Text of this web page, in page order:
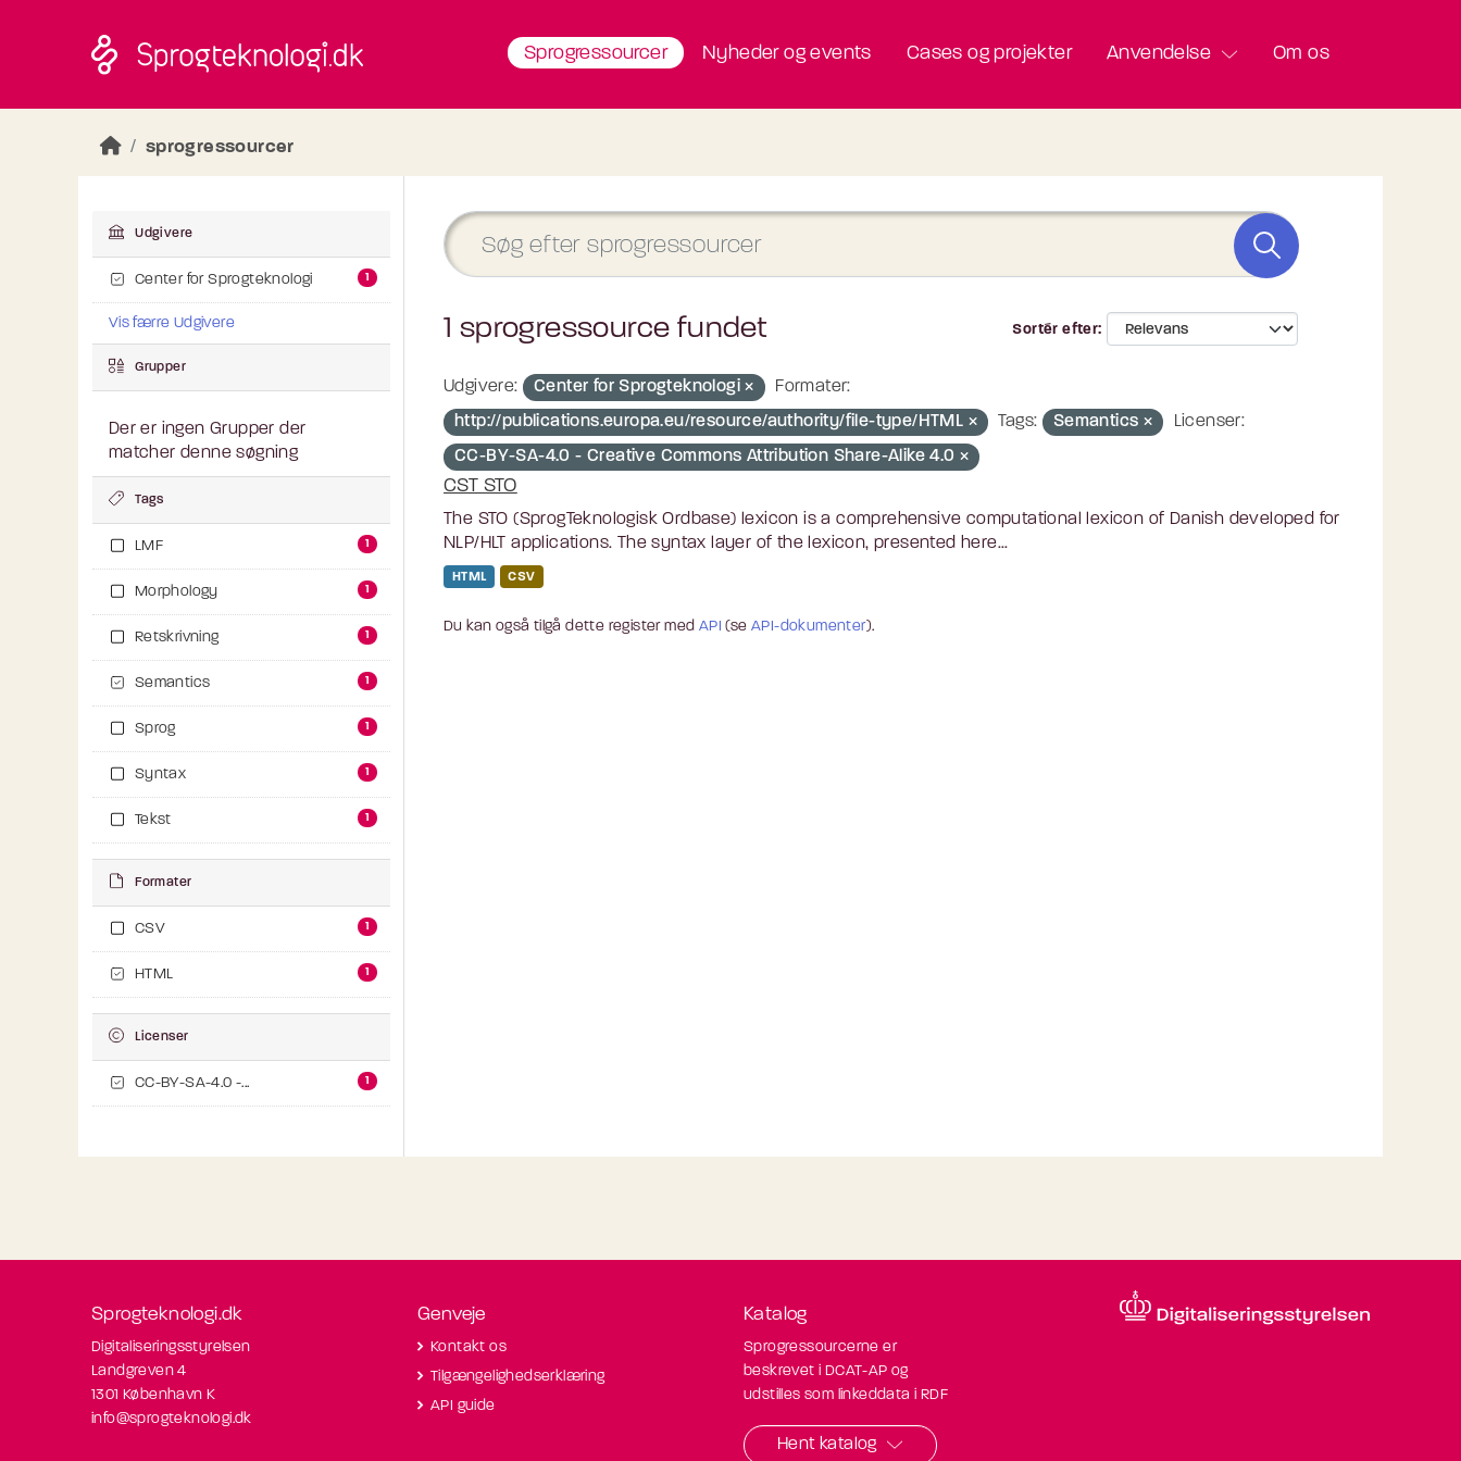
Sprogressourcer Nyheder og events Cases og projekter Anvendelse Om os
sprogressourcer
Udgivere
Center for Sprogteknologi 1
Vis færre Udgivere
Grupper
Der er ingen Grupper der
matcher denne søgning
Tags
LMF 1
Morphology 1
Retskrivning 1
Semantics 1
Sprog 1
Syntax 1
Tekst 1
Formater
CSV 1
HTML 1
Licenser
CC-BY-SA-4.0 -... 1
Sortér efter
1 sprogressource fundet
Udgivere: Center for Sprogteknologi
Formater:
http://publications.europa.eu/resource/authority/file-type/HTML
Tags: Semantics
Licenser:
CC-BY-SA-4.0 - Creative Commons Attribution Share-Alike 4.0
CST STO
The STO (SprogTeknologisk Ordbase) lexicon is a comprehensive computational lexicon of Danish developed for
NLP/HLT applications. The syntax layer of the lexicon, presented here...
HTML CSV
Du kan også tilgå dette register med API (seAPI-dokumenter).
Sprogteknologi.dk
Digitaliseringsstyrelsen
Landgreven 4
1301 København K
info@sprogteknologi.dk
Genveje
Kontakt os
Tilgængelighedserklæring
API guide
Katalog
Sprogressourcerne er
beskrevet i DCAT-AP og
udstilles som linkeddata i RDF
Hent katalog